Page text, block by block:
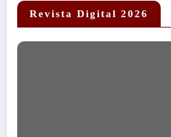
Revista Digital 2026